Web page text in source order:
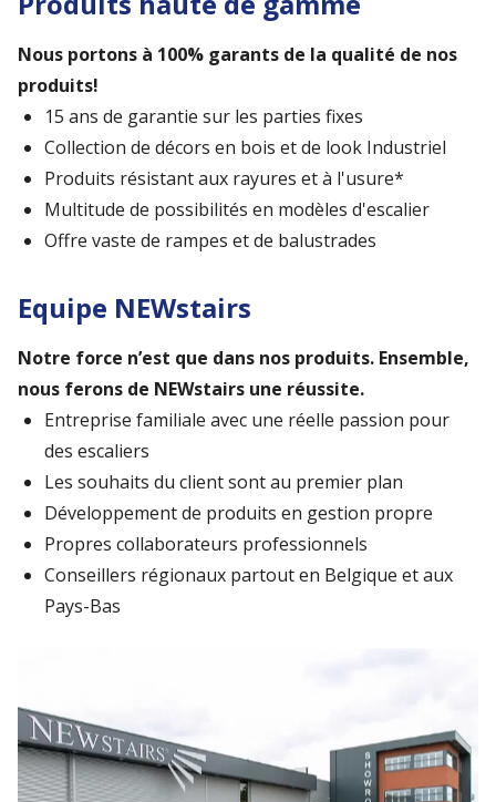
Nous portons à 100% garants de la qualité de nos
produits!
15 ans de garantie sur les parties fixes
Collection de décors en bois et de look Industriel
Produits résistant aux rayures et à l'usure*
Multitude de possibilités en modèles d'escalier
Offre vaste de rampes et de balustrades
Equipe NEWstairs
Notre force n’est que dans nos produits. Ensemble,
nous ferons de NEWstairs une réussite.
Entreprise familiale avec une réelle passion pour
des escaliers
Les souhaits du client sont au premier plan
Développement de produits en gestion propre
Propres collaborateurs professionnels
Conseillers régionaux partout en Belgique et aux
Pays-Bas